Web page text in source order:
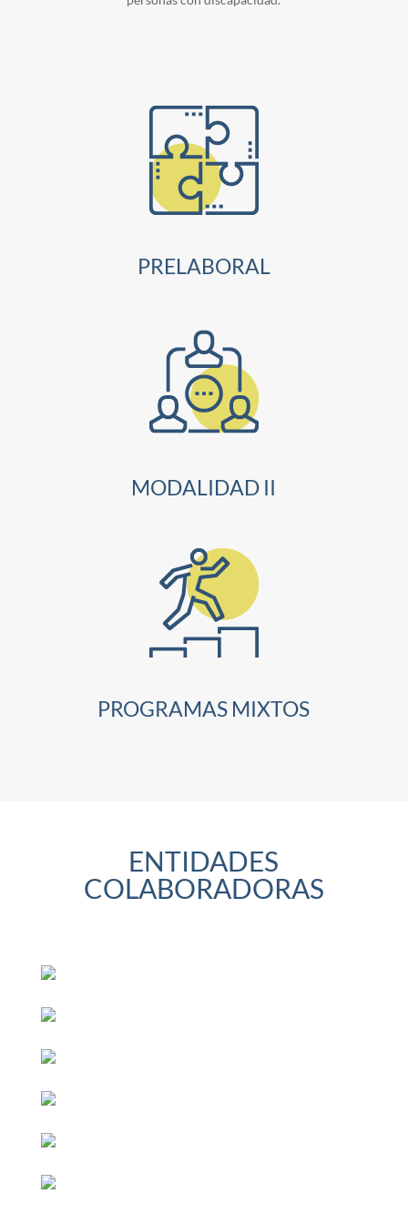
PRELABORAL
MODALIDAD II
PROGRAMAS MIXTOS
ENTIDADES
COLABORADORAS